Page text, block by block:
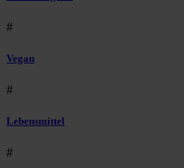
#
Vegan
#
Lebensmittel
#